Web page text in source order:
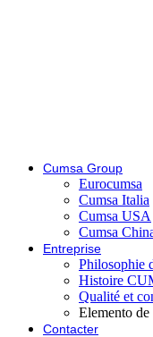
Cumsa Group
Eurocumsa
Cumsa Italia
Cumsa USA
Cumsa
Entreprise
Philosophie
Histoire
Qualité et
Elemento de
Contacter